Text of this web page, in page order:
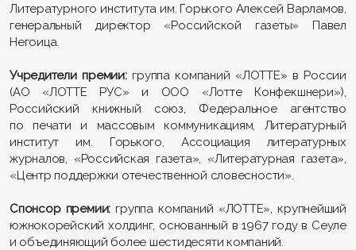
Литературного института им. Горького Алексей Варламов,
генеральный директор «Российской газеты» Павел
Негоица.
Учредители премии:группа компаний «ЛОТТЕ» в России
(АО «ЛОТТЕ РУС» и ООО «Лотте Конфекшнери»),
Российский книжный союз, Федеральное агентство
по печати и массовым коммуникациям, Литературный
институт им. Горького, Ассоциация литературных
журналов, «Российская газета», «Литературная газета»,
«Центр поддержки отечественной словесности».
Спонсор премии: группа компаний «ЛОТТЕ», крупнейший
южнокорейский холдинг, основанный в 1967 году в Сеуле
и объединяющий более шестидесяти компаний.